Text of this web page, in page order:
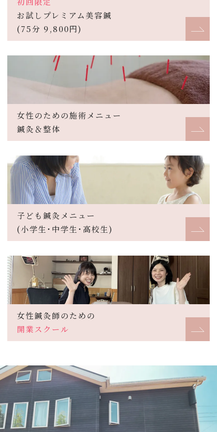
お試しプレミアム美容鍼
(75分 9,800円)
女性のための施術メニュー
鍼灸＆整体
子ども鍼灸メニュー
(小学生･中学生･高校生)
女性鍼灸師のための
開業スクール